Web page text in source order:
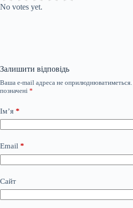
No votes yet.
Залишити відповідь
Ваша e-mail адреса не оприлюднюватиметься.
позначені *
Ім’я *
Email *
Сайт